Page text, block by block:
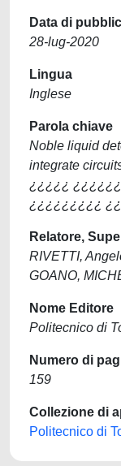
Data di
28-lug-2020
Lingua
Inglese
Parola chiave
Noble liquid
integrate
¿¿¿¿¿
¿¿¿¿¿¿¿¿¿
Relatore,
RIVETTI,
GOANO,
Nome Editore
Politecnico di
Numero di
159
Collezione di
Politecnico di